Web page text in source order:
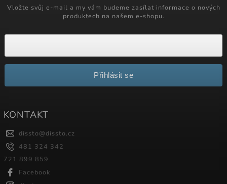
Vložte svůj e-mail a my vám budeme zasílat informace o nových
produktech na našem e-shopu.
Přihlásit se
KONTAKT
dissto@dissto.cz
481 324 342
721 899 859
Facebook